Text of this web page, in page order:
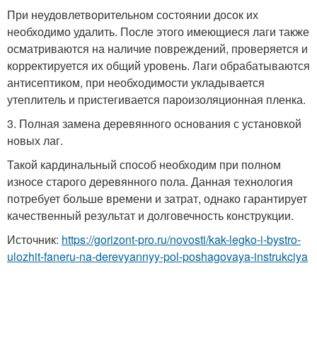
При неудовлетворительном состоянии досок их
необходимо удалить. После этого имеющиеся лаги также
осматриваются на наличие повреждений, проверяется и
корректируется их общий уровень. Лаги обрабатываются
антисептиком, при необходимости укладывается
утеплитель и пристегивается пароизоляционная пленка.
3. Полная замена деревянного основания с установкой
новых лаг.
Такой кардинальный способ необходим при полном
износе старого деревянного пола. Данная технология
потребует больше времени и затрат, однако гарантирует
качественный результат и долговечность конструкции.
Источник: https://gorizont-pro.ru/novosti/kak-legko-i-bystro-
ulozhit-faneru-na-derevyannyy-pol-poshagovaya-instrukciya